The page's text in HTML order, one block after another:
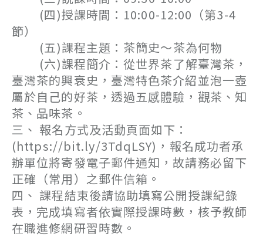
(四)授課時間：10:00-12:00（第3-4
節）
(五)課程主題：茶簡史～茶為何物
(六)課程簡介：從世界茶了解臺灣茶，
臺灣茶的興衰史，臺灣特色茶介紹並泡一壺
屬於自己的好茶，透過五感體驗，觀茶、知
茶、品味茶。
三、 報名方式及活動頁面如下：
(https://bit.ly/3TdqLSY)，報名成功者承
辦單位將寄發電子郵件通知，故請務必留下
正確（常用）之郵件信箱。
四、 課程結束後請協助填寫公開授課紀錄
表，完成填寫者依實際授課時數，核予教師
在職進修網研習時數。